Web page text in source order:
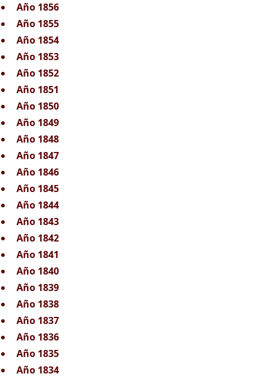
Año 1856
Año 1855
Año 1854
Año 1853
Año 1852
Año 1851
Año 1850
Año 1849
Año 1848
Año 1847
Año 1846
Año 1845
Año 1844
Año 1843
Año 1842
Año 1841
Año 1840
Año 1839
Año 1838
Año 1837
Año 1836
Año 1835
Año 1834